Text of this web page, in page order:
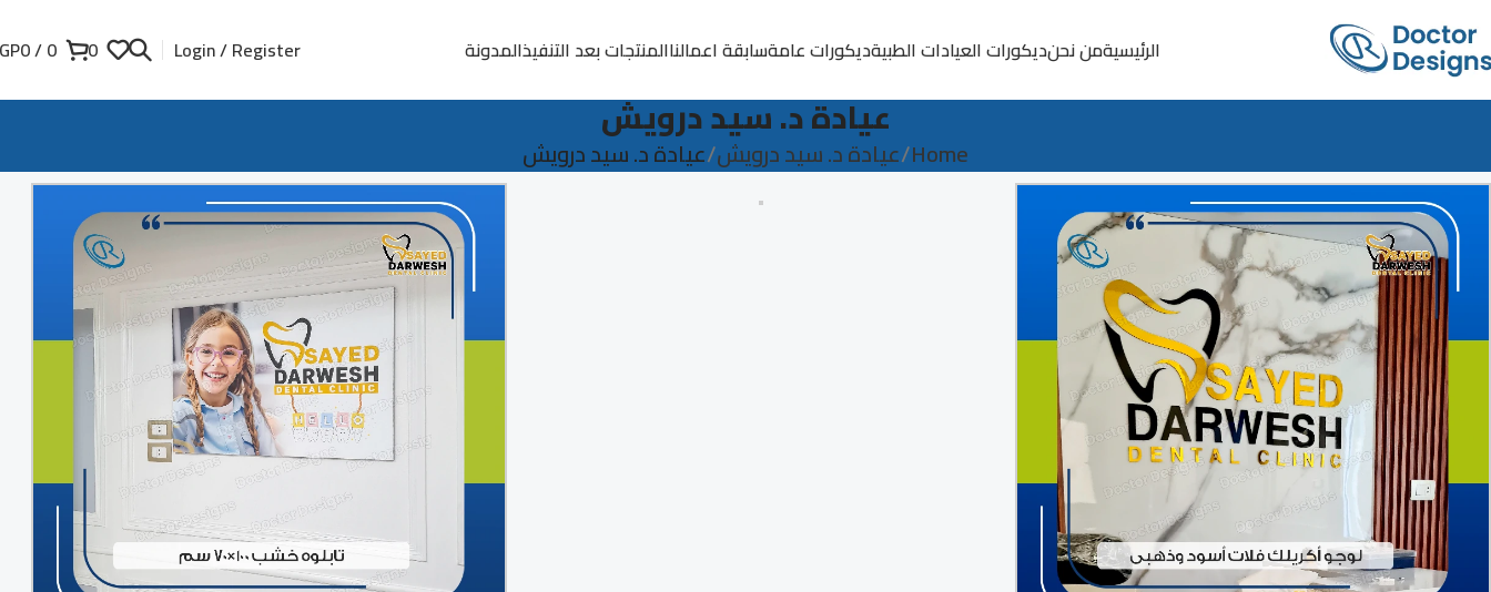
الرئيسيةمن نحنديكورات العيادات الطبيةديكورات عامةسابقة اعمالناالمنتجات بعد التنفيذالمدونة Login / Register
0
0
/
0
عيادة د. سيد درويش
Home عيادة د. سيد درويش عيادة د. سيد درويش